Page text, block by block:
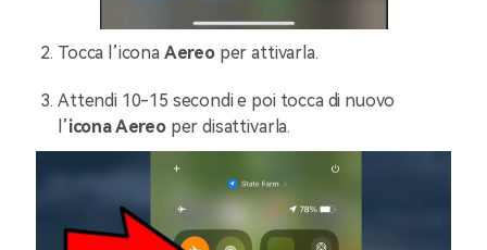
Tocca l’icona Aereoper attivarla.
Attendi 10-15 secondi e poi tocca di nuovo
l’icona Aereoper disattivarla.